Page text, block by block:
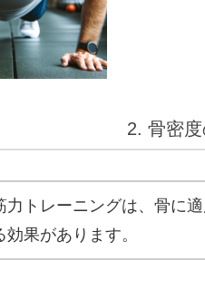
2. 骨密
力トレーニングは、骨に
効果があります。